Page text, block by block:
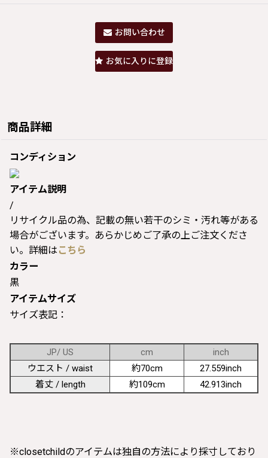
お問い合わせ
お気に入りに登録
商品詳細
コンディション
アイテム説明
/
リサイクル品の為、記載の無い若干のシミ・汚れ等がある
場合がございます。あらかじめご了承の上ご注文くださ
い。詳細は こちら
カラー
黒
アイテムサイズ
サイズ表記：
JP/ US cm
inch
ウエスト / waist
約70cm
27.559inch
着丈 / length
約109cm 42.913inch
※closetchildのアイテムは独自の方法により採寸しており